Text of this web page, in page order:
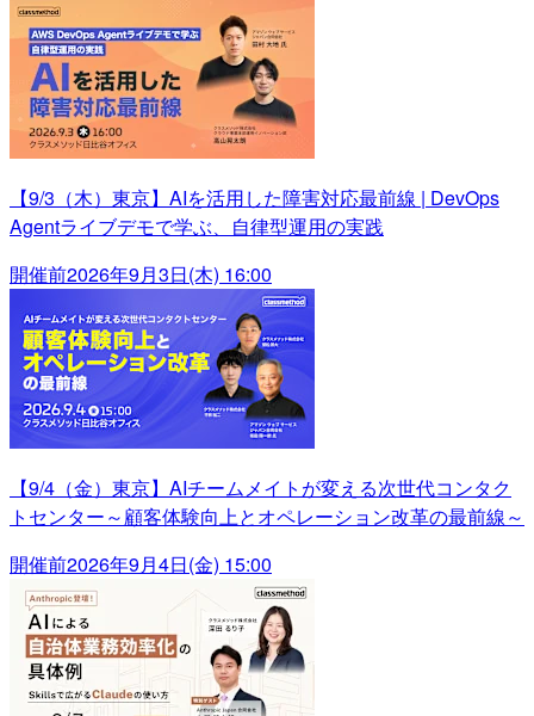
【9/3（木）東京】AIを活用した障害対応最前線 | DevOps
Agentライブデモで学ぶ、自律型運用の実践
開催前2026年9月3日(木) 16:00
【9/4（金）東京】AIチームメイトが変える次世代コンタク
トセンター～顧客体験向上とオペレーション改革の最前線～
開催前2026年9月4日(金) 15:00